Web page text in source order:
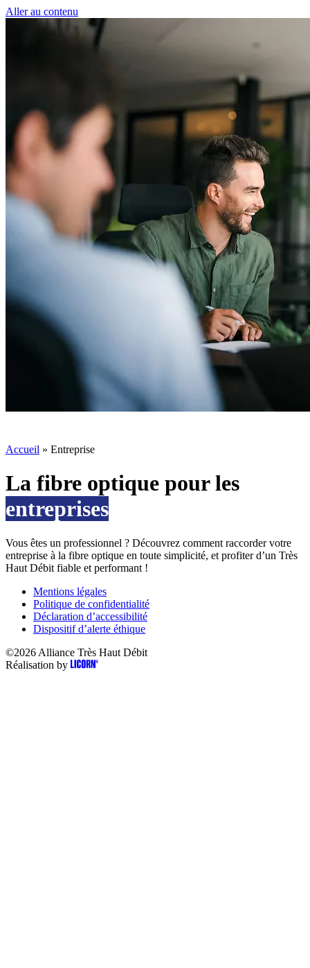
Aller au contenu
50 € pour toute première souscription
Accueil » Entreprise
La fibre optique pour les
entreprises
Vous êtes un professionnel ? Découvrez comment raccorder votre
entreprise à la fibre optique en toute simplicité, et profiter d’un Très
Haut Débit fiable et performant !
Mentions légales
Politique de confidentialité
Déclaration d’accessibilité
Dispositif d’alerte éthique
©2026 Alliance Très Haut Débit
Réalisation by
Panneau de gestion des cookies